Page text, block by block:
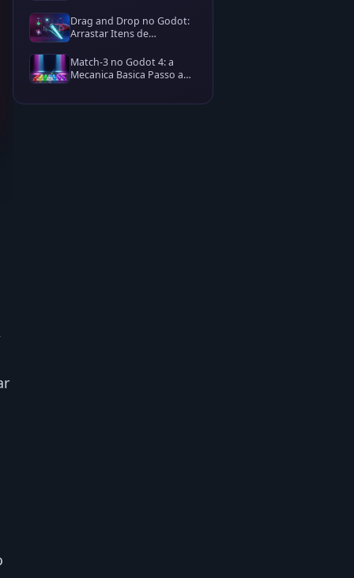
Drag and Drop no Godot:
Arrastar Itens de
Match-3 no Godot 4: a
Mecanica Basica Passo a